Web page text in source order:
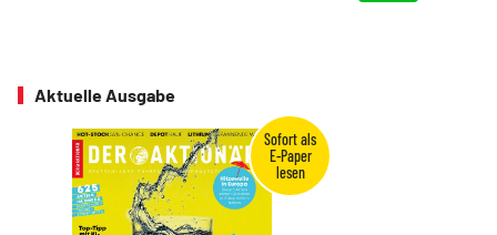
Aktuelle Ausgabe